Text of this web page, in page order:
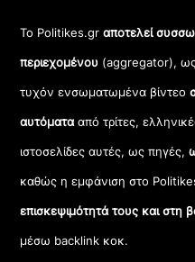
Το Politikes.grαποτελεί
περιεχομένου (aggregator), ως
τυχόν ενσωματωμένα βίντεο
αυτόματααπό τρίτες,
ιστοσελίδες αυτές, ως πηγές,
καθώς η εμφάνιση στο
επισκεψιμότητά τους και στη
μέσω backlink κοκ.